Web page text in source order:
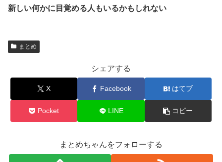
新しい何かに目覚める人もいるかもしれない
まとめ
シェアする
X Facebook はてブ
Pocket LINE コピー
まとめちゃんをフォローする